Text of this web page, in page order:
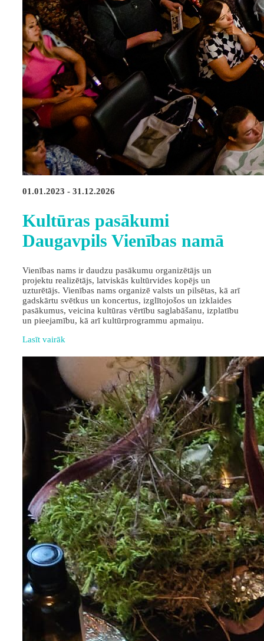
01.01.2023 - 31.12.2026
Kultūras pasākumi
Daugavpils Vienības namā
Vienības nams ir daudzu pasākumu organizētājs un
projektu realizētājs, latviskās kultūrvides kopējs un
uzturētājs. Vienības nams organizē valsts un pilsētas, kā arī
gadskārtu svētkus un koncertus, izglītojošos un izklaides
pasākumus, veicina kultūras vērtību saglabāšanu, izplatību
un pieejamību, kā arī kultūrprogrammu apmaiņu.
Lasīt vairāk